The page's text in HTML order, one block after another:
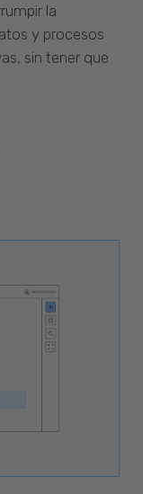
la
y procesos
sin tener que